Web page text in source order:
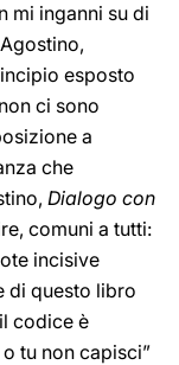
mi inganni su di
esposto
ci sono
a
che
Dialogo con
comuni a tutti:
incisive
di questo libro
codice è
tu non capisci”